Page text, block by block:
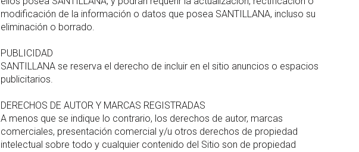
modificación de la información o datos que posea SANTILLANA, incluso su
eliminación o borrado.
PUBLICIDAD
SANTILLANA se reserva el derecho de incluir en el sitio anuncios o espacios
publicitarios.
DERECHOS DE AUTOR Y MARCAS REGISTRADAS
A menos que se indique lo contrario, los derechos de autor, marcas
comerciales, presentación comercial y/u otros derechos de propiedad
intelectual sobre todo y cualquier contenido del Sitio son de propiedad